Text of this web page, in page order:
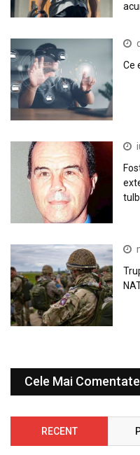
Ce
Cele Mai Comentate
RECENT